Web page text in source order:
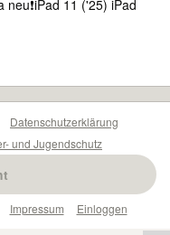
11 ('25) iPad
Datenschutzerklärung
und Jugendschutz
Impressum Einloggen